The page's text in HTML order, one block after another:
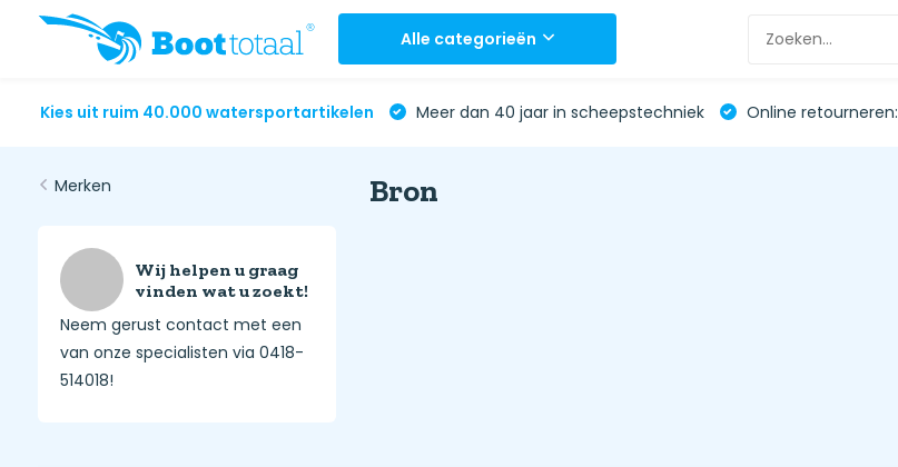
Alle categorieën
Kies uit ruim 40.000 watersportartikelen Meer dan 40 jaar in scheepstechniek Online
Merken
Wij helpen u graag
vinden wat u zoekt!
Neem gerust contact met een
van onze specialisten via 0418-
514018!
Bron